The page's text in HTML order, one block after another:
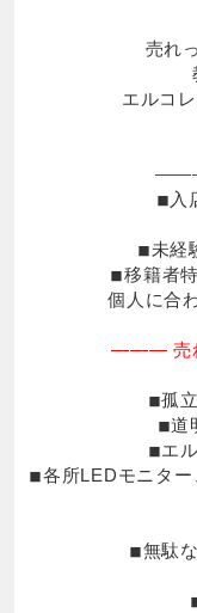
売れ
エルコ
◾︎入
◾︎未経
◾︎移籍者
個人に合
――― 売
◾︎孤
◾︎
◾︎エ
◾︎各所LEDモニタ
◾︎無駄